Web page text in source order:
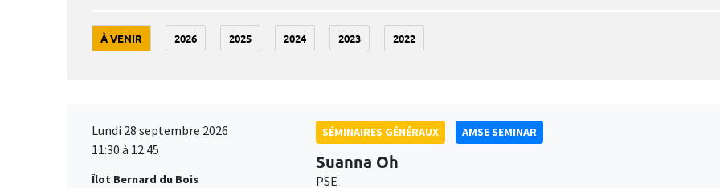
À VENIR 2026 2025 2024 2023 2022
Lundi 28 septembre 2026
11:30 à 12:45
Îlot Bernard du Bois
SÉMINAIRES GÉNÉRAUX AMSE SEMINAR
Suanna Oh
PSE